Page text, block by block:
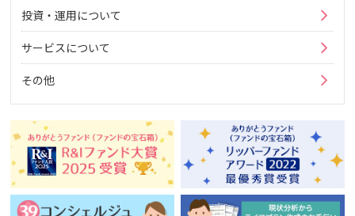
投資・運用について
サービスについて
その他